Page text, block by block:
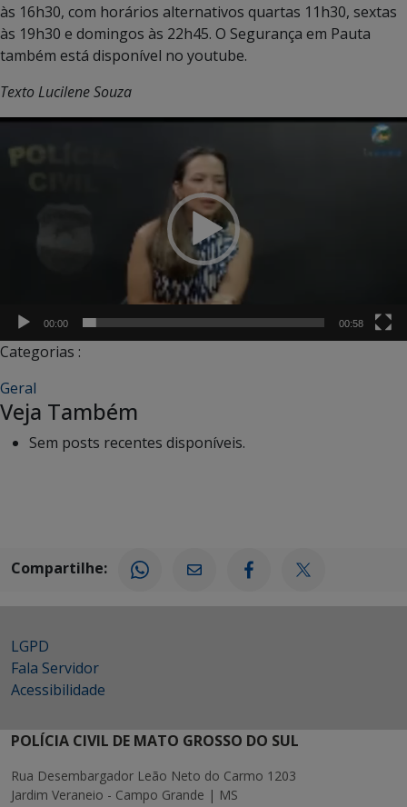
às 16h30, com horários alternativos quartas 11h30, sextas
às 19h30 e domingos às 22h45. O Segurança em Pauta
também está disponível no youtube.
Texto Lucilene Souza
Tocador
de
vídeo
00:00 00:58
Categorias :
Geral
Veja Também
Sem posts recentes disponíveis.
Compartilhe:
LGPD
Fala Servidor
Acessibilidade
POLÍCIA CIVIL DE MATO GROSSO DO SUL
Rua Desembargador Leão Neto do Carmo 1203
Jardim Veraneio - Campo Grande | MS